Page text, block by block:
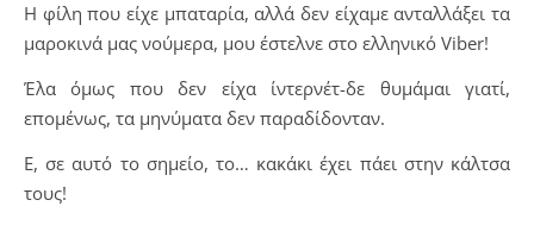
​Η φίλη που είχε μπαταρία, αλλά δεν είχαμε ανταλλάξει τα
μαροκινά μας νούμερα, μου έστελνε στο ελληνικό Viber!
Έλα όμως που δεν είχα ίντερνέτ-δε θυμάμαι γιατί,
επομένως, τα μηνύματα δεν παραδίδονταν.
​Ε, σε αυτό το σημείο, το… κακάκι έχει πάει στην κάλτσα
τους!